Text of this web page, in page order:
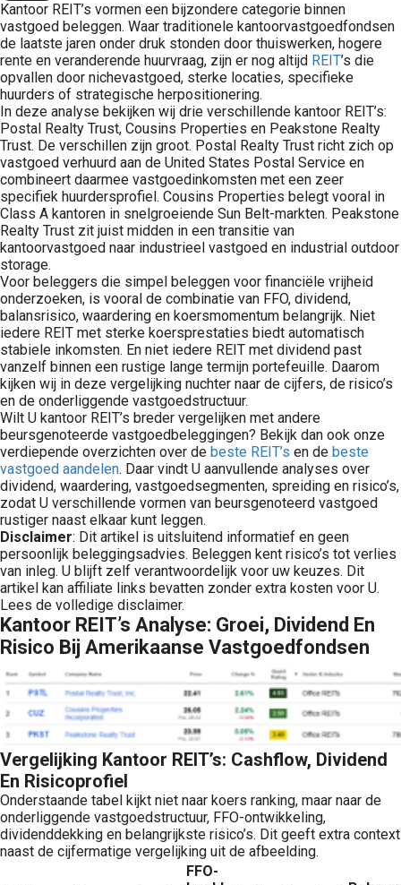
Kantoor REIT’s vormen een bijzondere categorie binnen
vastgoed beleggen. Waar traditionele kantoorvastgoedfondsen
de laatste jaren onder druk stonden door thuiswerken, hogere
rente en veranderende huurvraag, zijn er nog altijd REIT’s die
opvallen door nichevastgoed, sterke locaties, specifieke
huurders of strategische herpositionering.
In deze analyse bekijken wij drie verschillende kantoor REIT’s:
Postal Realty Trust, Cousins Properties en Peakstone Realty
Trust. De verschillen zijn groot. Postal Realty Trust richt zich op
vastgoed verhuurd aan de United States Postal Service en
combineert daarmee vastgoedinkomsten met een zeer
specifiek huurdersprofiel. Cousins Properties belegt vooral in
Class A kantoren in snelgroeiende Sun Belt-markten. Peakstone
Realty Trust zit juist midden in een transitie van
kantoorvastgoed naar industrieel vastgoed en industrial outdoor
storage.
Voor beleggers die simpel beleggen voor financiële vrijheid
onderzoeken, is vooral de combinatie van FFO, dividend,
balansrisico, waardering en koersmomentum belangrijk. Niet
iedere REIT met sterke koersprestaties biedt automatisch
stabiele inkomsten. En niet iedere REIT met dividend past
vanzelf binnen een rustige lange termijn portefeuille. Daarom
kijken wij in deze vergelijking nuchter naar de cijfers, de risico’s
en de onderliggende vastgoedstructuur.
Wilt U kantoor REIT’s breder vergelijken met andere
beursgenoteerde vastgoedbeleggingen? Bekijk dan ook onze
verdiepende overzichten over de beste REIT’s en de beste
vastgoed aandelen. Daar vindt U aanvullende analyses over
dividend, waardering, vastgoedsegmenten, spreiding en risico’s,
zodat U verschillende vormen van beursgenoteerd vastgoed
rustiger naast elkaar kunt leggen.
Disclaimer: Dit artikel is uitsluitend informatief en geen
persoonlijk beleggingsadvies. Beleggen kent risico’s tot verlies
van inleg. U blijft zelf verantwoordelijk voor uw keuzes. Dit
artikel kan affiliate links bevatten zonder extra kosten voor U.
Lees de volledige disclaimer.
Kantoor REIT’s Analyse: Groei, Dividend En
Risico Bij Amerikaanse Vastgoedfondsen
Vergelijking Kantoor REIT’s: Cashflow, Dividend
En Risicoprofiel
Onderstaande tabel kijkt niet naar koers ranking, maar naar de
onderliggende vastgoedstructuur, FFO-ontwikkeling,
dividenddekking en belangrijkste risico’s. Dit geeft extra context
naast de cijfermatige vergelijking uit de afbeelding.
FFO-